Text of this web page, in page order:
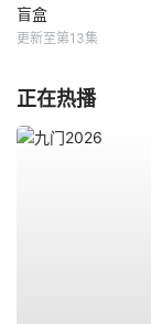
盲盒
更新至第13集
正在热播